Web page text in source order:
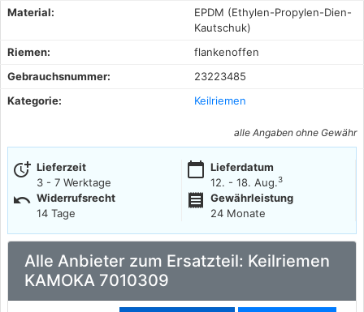
Material:
EPDM (Ethylen-Propylen-Dien-
Kautschuk)
Riemen:
flankenoffen
Gebrauchsnummer:
23223485
Kategorie:
Keilriemen
alle Angaben ohne Gewähr
more_time Lieferzeit
3 - 7 Werktage
calendar_today Lieferdatum
12. - 18. Aug.3
undo Widerrufsrecht
14 Tage
receipt
Gewährleistung
24 Monate
Alle Anbieter zum Ersatzteil: Keilriemen
KAMOKA 7010309